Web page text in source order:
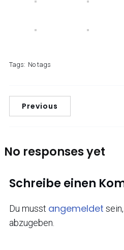
Tags: No tags
Previous
No responses yet
Schreibe einen
Du musst angemeldet
abzugeben.